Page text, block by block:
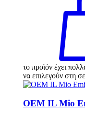
το προϊόν έχει
να επιλεγούν στη
OEM IL Mio